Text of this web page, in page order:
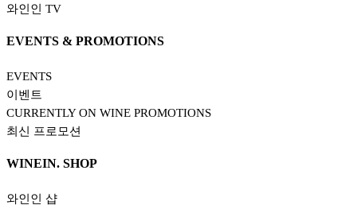
와인인 TV
EVENTS & PROMOTIONS
EVENTS
이벤트
CURRENTLY ON WINE PROMOTIONS
최신 프로모션
WINEIN. SHOP
와인인 샵